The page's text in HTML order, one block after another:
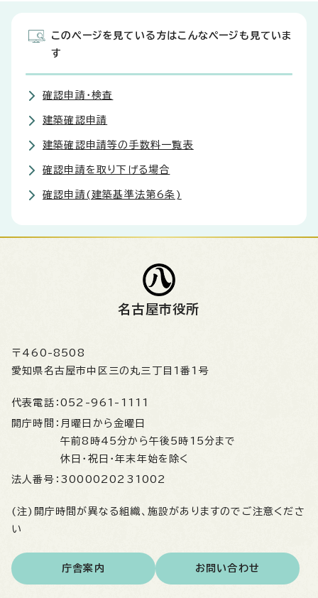
このページを見ている方はこんなページも見ていま
す
確認申請・検査
建築確認申請
建築確認申請等の手数料一覧表
確認申請を取り下げる場合
確認申請(建築基準法第6条)
名古屋市役所
〒460-8508
愛知県名古屋市中区三の丸三丁目1番1号
代表電話： 052-961-1111
開庁時間： 月曜日から金曜日
午前8時45分から午後5時15分まで
休日・祝日・年末年始を除く
法人番号： 3000020231002
(注)開庁時間が異なる組織、施設がありますのでご注意くださ
い
庁舎案内 お問い合わせ